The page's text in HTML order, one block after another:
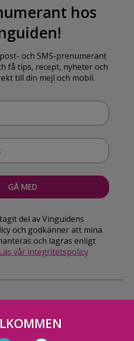
hos
och SMS-prenumerant
få tips, recept, nyheter och
till din mejl och mobil.
del av Vinguidens
och godkänner att mina
och lagras enligt
vår integritetspolicy